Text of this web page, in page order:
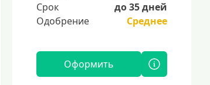
Срок
до 35 дней
Одобрение
Среднее
Оформить